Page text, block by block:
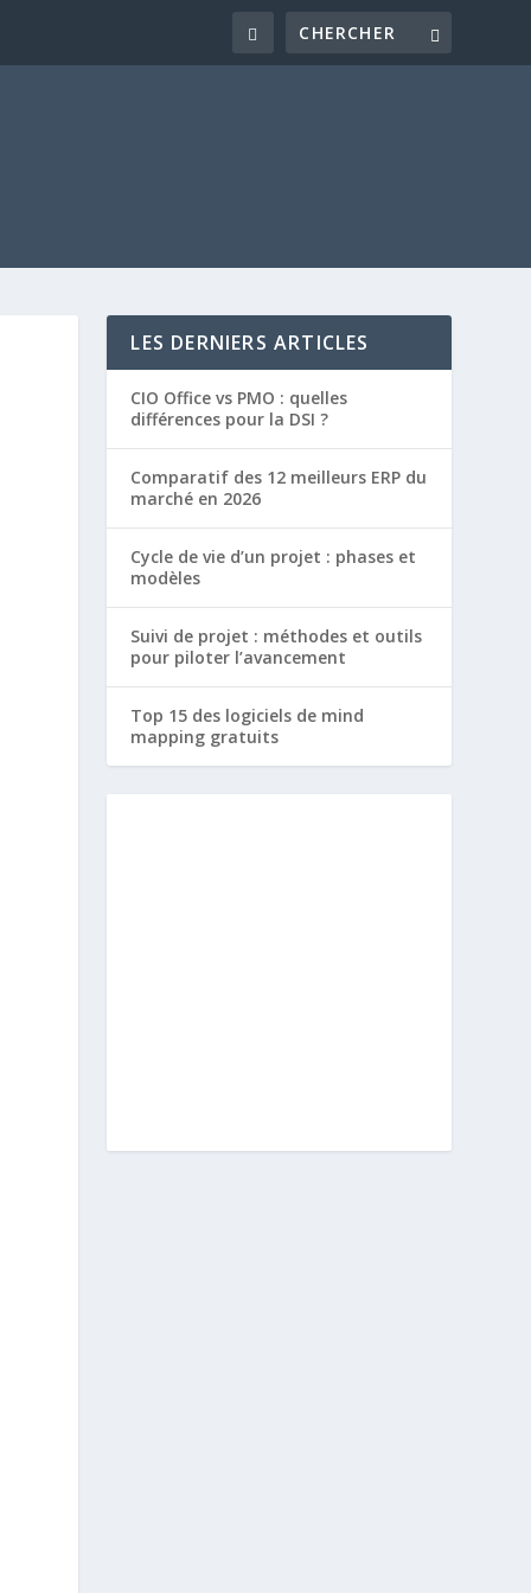
LES DERNIERS ARTICLES
CIO Office vs PMO : quelles
différences pour la DSI ?
Comparatif des 12 meilleurs ERP du
marché en 2026
Cycle de vie d’un projet : phases et
modèles
Suivi de projet : méthodes et outils
pour piloter l’avancement
Top 15 des logiciels de mind
mapping gratuits